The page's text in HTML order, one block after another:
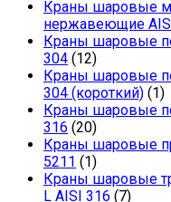
Краны шаровые
нержавеющие
Краны шаровые
304 (12)
Краны шаровые
304 (короткий) (1)
Краны шаровые
316 (20)
Краны шаровые
5211 (1)
Краны шаровые
L AISI 316 (7)